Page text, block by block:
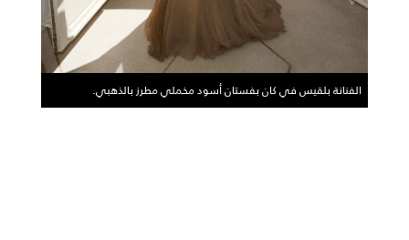
الفنانة بلقيس في كان بفستان أسود مخملي مطرز بالذهبي.